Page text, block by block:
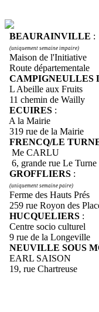
BEAURAINVILLE :
(uniquement semaine impaire)
Maison de l'Initiative
Route départementale
CAMPIGNEULLES
L Abeille aux Fruits
11 chemin de Wailly
ECUIRES :
A la Mairie
319 rue de la Mairie
FRENCQ/LE
Me CARLU
6, grande rue Le Turne
GROFFLIERS :
(uniquement semaine paire)
Ferme des Hauts Prés
259 rue Royon des
HUCQUELIERS :
Centre socio culturel
9 rue de la Longeville
NEUVILLE SOUS
EARL SAISON
19, rue Chartreuse